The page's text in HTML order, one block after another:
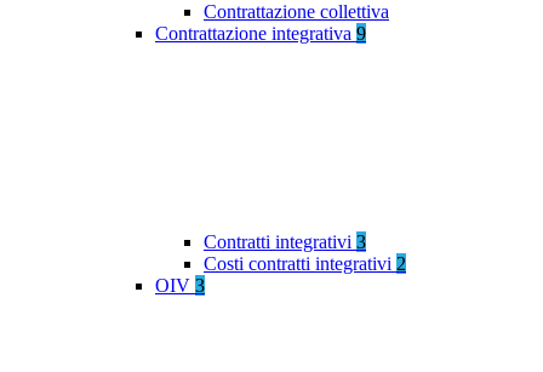
Contrattazione collettiva
Contrattazione integrativa 9
Contratti integrativi 3
Costi contratti integrativi 2
OIV 3